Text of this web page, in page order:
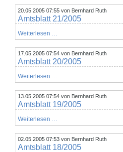
20.05.2005 07:55 von Bernhard Ruth
Amtsblatt 21/2005
Weiterlesen …
21/2005
17.05.2005 07:54 von Bernhard Ruth
Amtsblatt 20/2005
Weiterlesen …
20/2005
13.05.2005 07:54 von Bernhard Ruth
Amtsblatt 19/2005
Weiterlesen …
19/2005
02.05.2005 07:53 von Bernhard Ruth
Amtsblatt 18/2005